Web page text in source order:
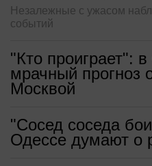
Незалежные с ужасом
событий
"Кто проиграет":
мрачный прогноз
Москвой
"Сосед соседа
Одессе думают о